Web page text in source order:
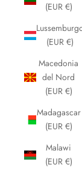
(EUR €)
(EUR €)
Macedonia
del Nord
(EUR €)
Madagascar
(EUR €)
Malawi
(EUR €)